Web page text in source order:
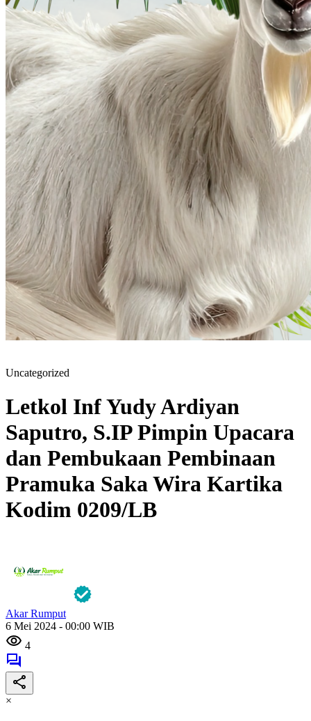
Uncategorized
Letkol Inf Yudy Ardiyan
Saputro, S.IP Pimpin Upacara
dan Pembukaan Pembinaan
Pramuka Saka Wira Kartika
Kodim 0209/LB
Akar Rumput
6 Mei 2024 - 00:00 WIB
4
×